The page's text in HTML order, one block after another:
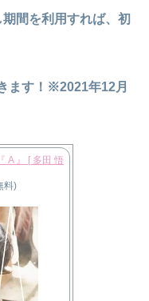
間を利用すれば、初
ます！※2021年12月
A 』 [ 多田 悟
料)